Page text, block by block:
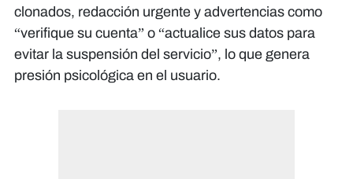
clonados, redacción urgente y advertencias como
“verifique su cuenta” o “actualice sus datos para
evitar la suspensión del servicio”, lo que genera
presión psicológica en el usuario.